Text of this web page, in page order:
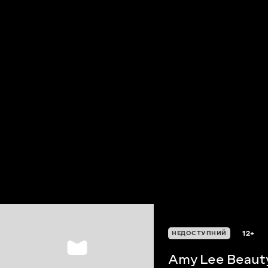
НЕДОСТУПНИЙ 12+
Amy Lee